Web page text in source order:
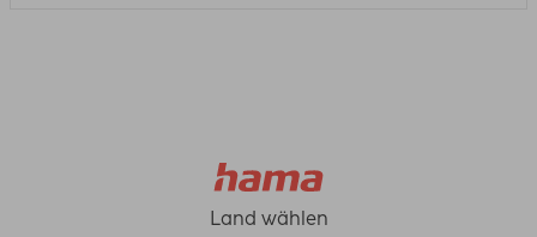
Land wählen